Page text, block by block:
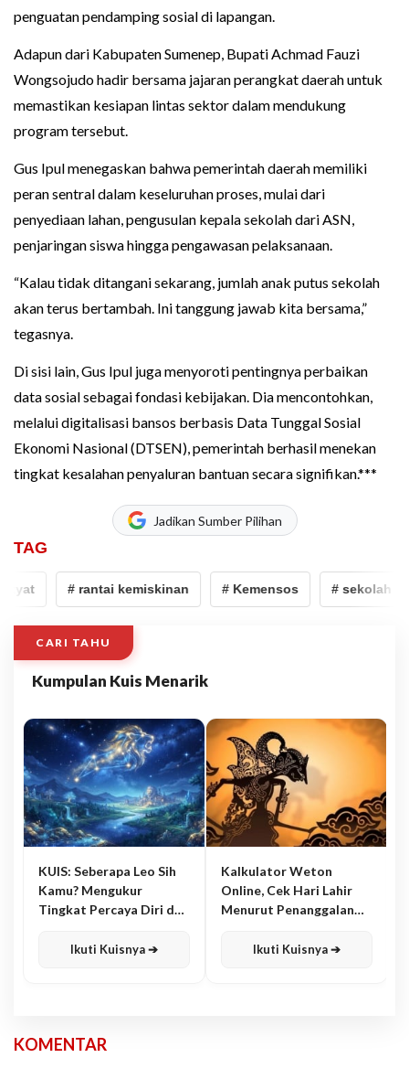
penguatan pendamping sosial di lapangan.
Adapun dari Kabupaten Sumenep, Bupati Achmad Fauzi
Wongsojudo hadir bersama jajaran perangkat daerah untuk
memastikan kesiapan lintas sektor dalam mendukung
program tersebut.
Gus Ipul menegaskan bahwa pemerintah daerah memiliki
peran sentral dalam keseluruhan proses, mulai dari
penyediaan lahan, pengusulan kepala sekolah dari ASN,
penjaringan siswa hingga pengawasan pelaksanaan.
“Kalau tidak ditangani sekarang, jumlah anak putus sekolah
akan terus bertambah. Ini tanggung jawab kita bersama,”
tegasnya.
Di sisi lain, Gus Ipul juga menyoroti pentingnya perbaikan
data sosial sebagai fondasi kebijakan. Dia mencontohkan,
melalui digitalisasi bansos berbasis Data Tunggal Sosial
Ekonomi Nasional (DTSEN), pemerintah berhasil menekan
tingkat kesalahan penyaluran bantuan secara signifikan.***
Jadikan Sumber Pilihan
TAG
# rantai kemiskinan # Kemensos # sekolah
CARI TAHU
Kumpulan Kuis Menarik
KUIS: Seberapa Leo Sih
Kamu? Mengukur
Tingkat Percaya Diri dan
Ikuti Kuisnya ➔
Kalkulator Weton
Online, Cek Hari Lahir
Menurut Penanggalan
Ikuti Kuisnya ➔
KOMENTAR